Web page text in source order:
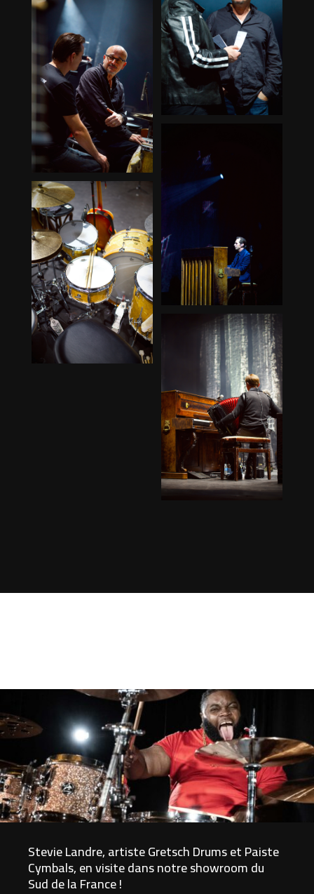
Stevie Landre, artiste Gretsch Drums et Paiste
Cymbals, en visite dans notre showroom du
Sud de la France !